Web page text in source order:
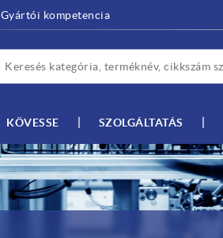
Gyártói kompetencia
KÖVESSE SZOLGÁLTATÁS